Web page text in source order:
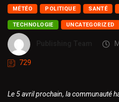
MÉTÉO POLITIQUE SANTÉ
TECHNOLOGIE UNCATEGORIZED
729
Le 5 avril prochain, la communauté